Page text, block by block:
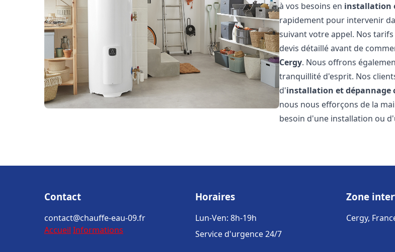
à vos besoins en installation
rapidement pour intervenir
suivant votre appel. Nos
devis détaillé avant de
Cergy. Nous offrons
tranquillité d'esprit. Nos
d'installation et dépannage
nous nous efforçons de la
besoin d'une installation ou
Contact
contact@chauffe-eau-09.fr
Accueil Informations
Horaires
Lun-Ven: 8h-19h
Service d'urgence 24/7
Zone
Cergy,